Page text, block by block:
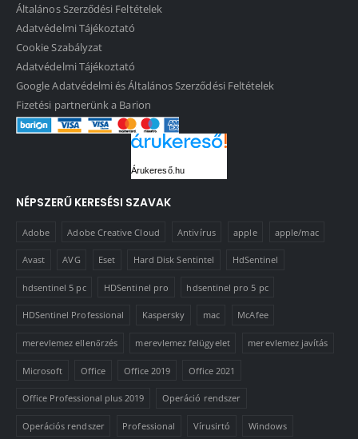
Általános Szerződési Feltételek
Adatvédelmi Tájékoztató
Cookie Szabályzat
Adatvédelmi Tájékoztató
Google Adatvédelmi és Általános Szerződési Feltételek
Fizetési partnerünk a Barion
Árukereső.hu
NÉPSZERŰ KERESÉSI SZAVAK
Adobe Adobe Creative Cloud Antivírus apple apple/mac
Avast AVG Eset Hard Disk Sentintel HdSentinel
hdsentinel 5 pc HDSentinel pro hdsentinel pro 5 pc
HDSentinel Professional Kaspersky mac McAfee
merevlemez ellenőrzés merevlemez felügyelet merevlemez javítás
Microsoft Office Office 2019 Office 2021
Office Professional plus 2019 Operáció rendszer
Operációs rendszer Professional Vírusirtó Windows